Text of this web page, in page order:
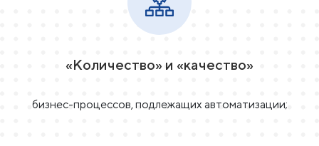
«Количество» и «качество»
бизнес-процессов, подлежащих автоматизации;